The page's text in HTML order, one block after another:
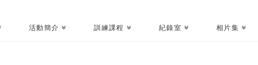
活動簡介 訓練課程 紀錄室 相片集